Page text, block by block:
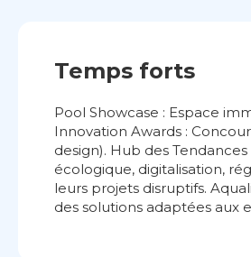
Temps forts
Pool Showcase : Espace
Innovation Awards :
design). Hub des
écologique, digitalisation,
leurs projets disruptifs.
des solutions adaptées aux